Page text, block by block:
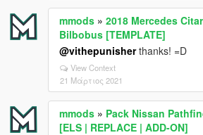
mmods » 2018 Mercedes
Bilbobus [TEMPLATE]
@vithepunisherthanks! =D
View Context
21 Μάρτιος 2021
mmods » Pack Nissan
[ELS | REPLACE | ADD-ON]